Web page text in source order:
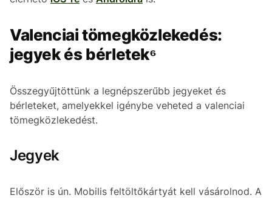
Valenciai tömegközlekedés:
jegyek és bérletek⁶
Összegyűjtöttünk a legnépszerűbb jegyeket és
bérleteket, amelyekkel igénybe veheted a valenciai
tömegközlekedést.
Jegyek
Először is ún. Mobilis feltöltőkártyát kell vásárolnod. A